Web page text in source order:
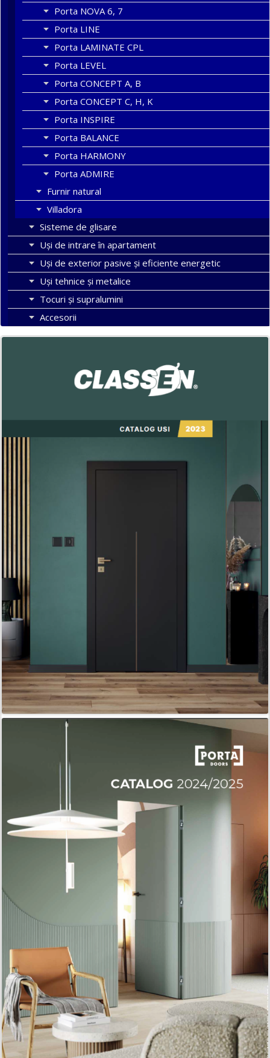
Porta NOVA 6, 7
Porta LINE
Porta LAMINATE CPL
Porta LEVEL
Porta CONCEPT A, B
Porta CONCEPT C, H, K
Porta INSPIRE
Porta BALANCE
Porta HARMONY
Porta ADMIRE
Furnir natural
Villadora
Sisteme de glisare
Uși de intrare în apartament
Uşi de exterior pasive şi eficiente energetic
Uși tehnice și metalice
Tocuri şi supralumini
Accesorii